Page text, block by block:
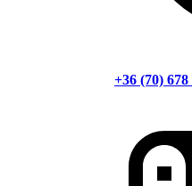
+36 (70) 678